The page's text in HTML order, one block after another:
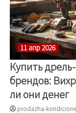
11 апр 2026
Купить
брендов:
ли они денег
prodazha-